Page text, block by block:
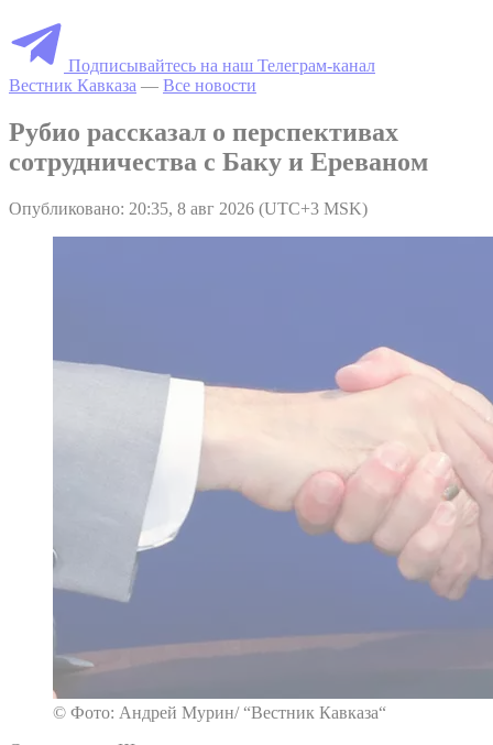
Подписывайтесь на наш Телеграм-канал
Вестник Кавказа — Все новости
Рубио рассказал о перспективах
сотрудничества с Баку и Ереваном
Опубликовано: 20:35, 8 авг 2026 (UTC+3 MSK)
© Фото: Андрей Мурин/ “Вестник Кавказа“